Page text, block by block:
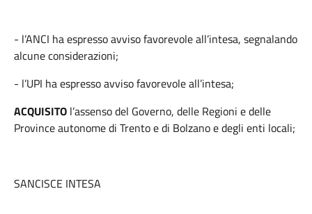
- l’ANCI ha espresso avviso favorevole all’intesa, segnalando
alcune considerazioni;
- l’UPI ha espresso avviso favorevole all’intesa;
ACQUISITO l’assenso del Governo, delle Regioni e delle
Province autonome di Trento e di Bolzano e degli enti locali;
SANCISCE INTESA